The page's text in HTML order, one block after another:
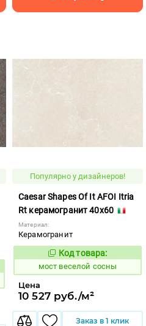
Популярно у дизайнеров!
Caesar Shapes Of It AFOI Itria
Rt керамогранит 40x60
Материал:
Керамогранит
1016847
Код товара:
мост веселой сосны
Цена
10 527 руб./м²
Заказ в 1 клик